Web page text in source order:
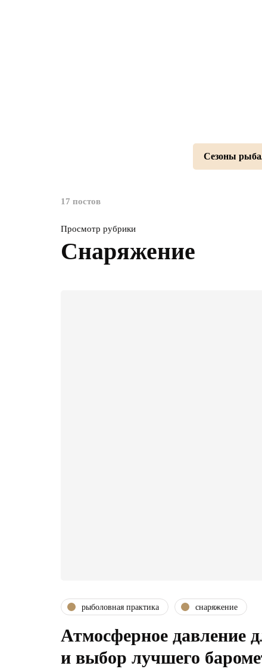
Сезоны
17 постов
Просмотр рубрики
Снаряжение
рыболовная практика снаряжение
Атмосферное давление
и выбор лучшего